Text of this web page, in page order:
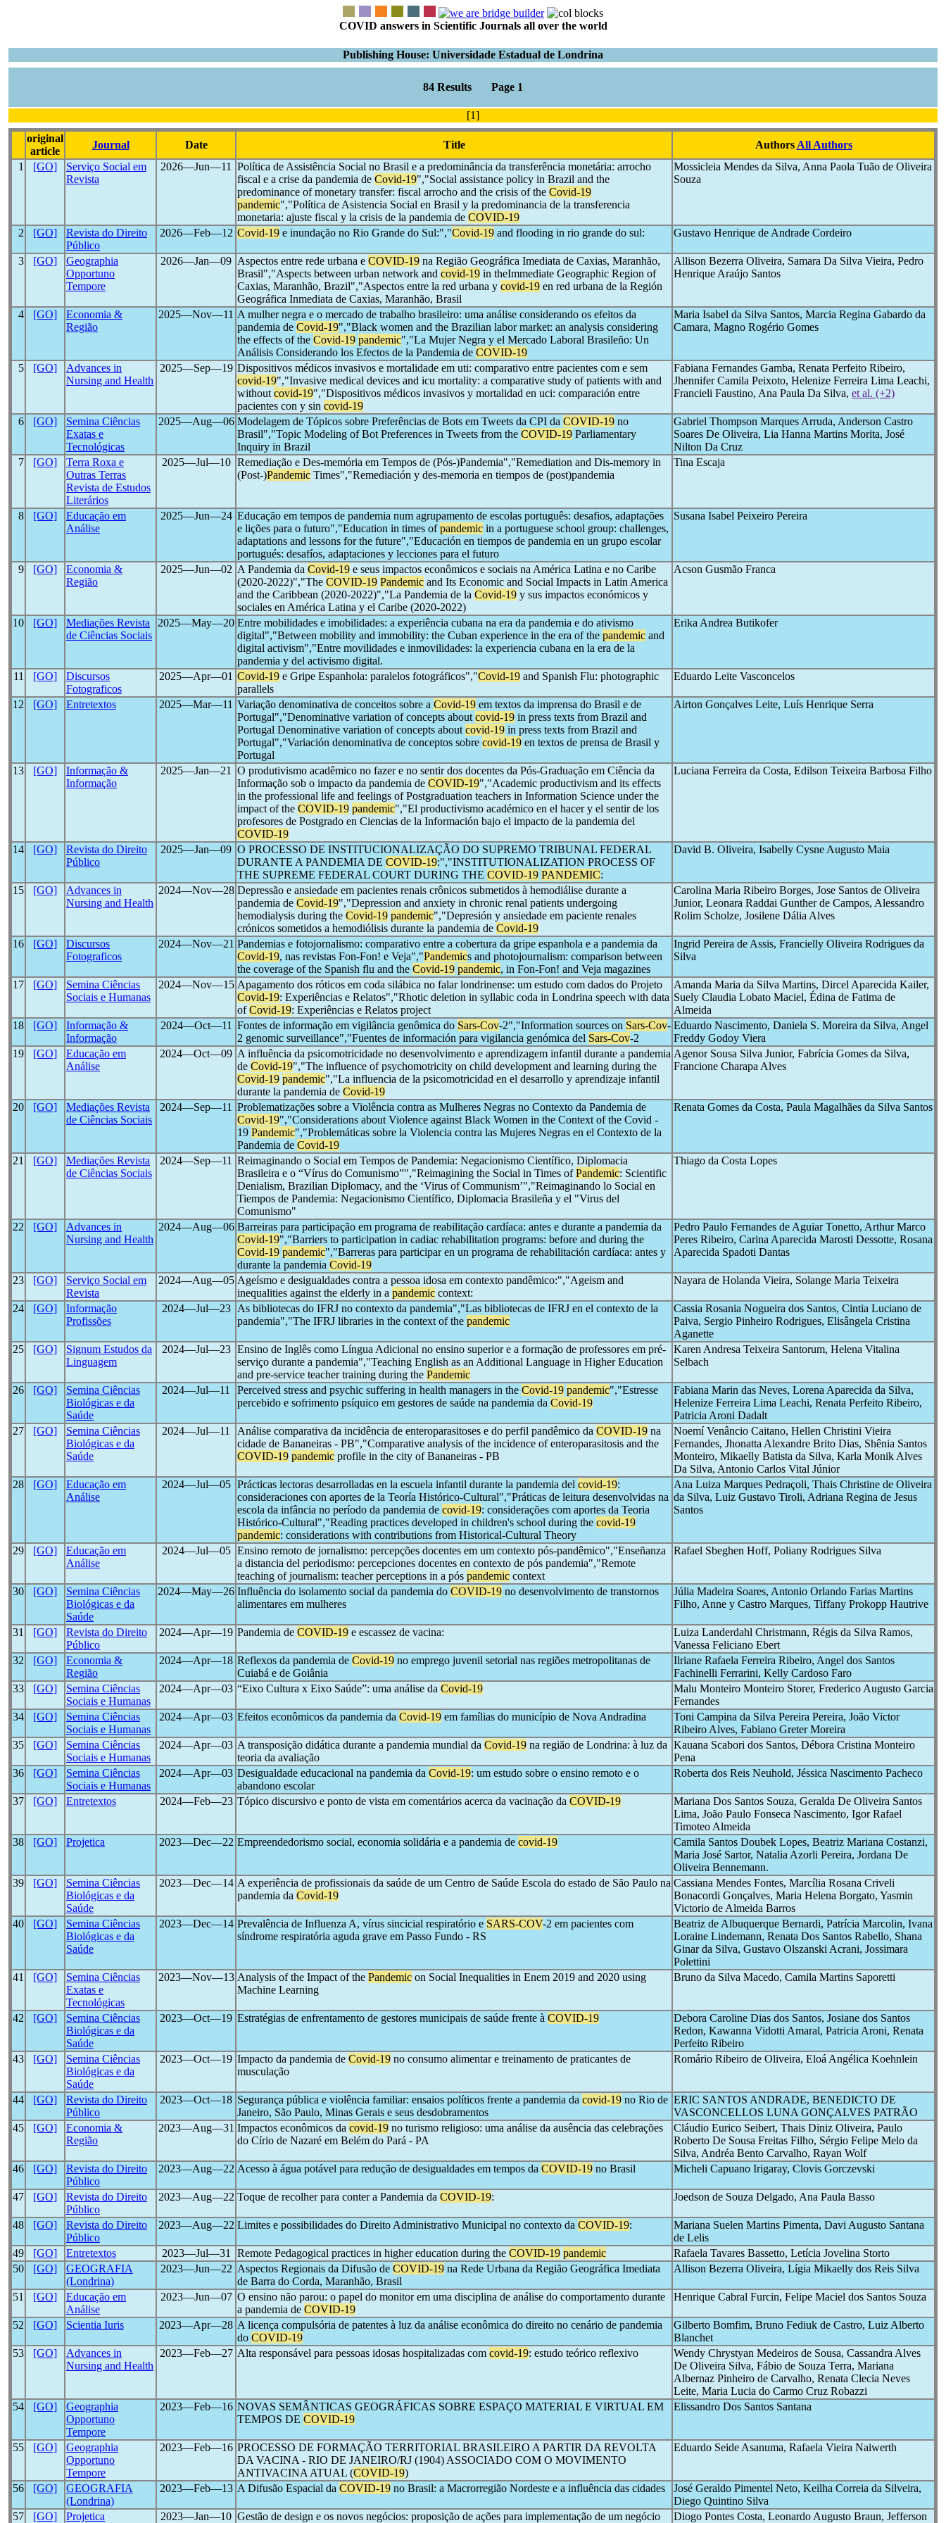
COVID answers in Scientific Journals all over the world
Publishing House: Universidade Estadual de Londrina
84 Results Page 1
[1]
original
article
Journal Date Title Authors All Authors
1
[GO]
Serviço Social em
Revista
2026―Jun―11
Política de Assistência Social no Brasil e a predominância da transferência monetária: arrocho
fiscal e a crise da pandemia de Covid-19","Social assistance policy in Brazil and the
predominance of monetary transfer: fiscal arrocho and the crisis of the Covid-19
pandemic","Política de Asistencia Social en Brasil y la predominancia de la transferencia
monetaria: ajuste fiscal y la crisis de la pandemia de COVID-19
Mossicleia Mendes da Silva, Anna Paola Tuão de Oliveira
Souza
2 [GO]
Revista do Direito
Público
2026―Feb―12 Covid-19 e inundação no Rio Grande do Sul:","Covid-19 and flooding in rio grande do sul: Gustavo Henrique de Andrade Cordeiro
3 [GO]
Geographia
Opportuno
Tempore
2026―Jan―09 Aspectos entre rede urbana e COVID-19 na Região Geográfica Imediata de Caxias, Maranhão,
Brasil","Aspects between urban network and covid-19 in theImmediate Geographic Region of
Caxias, Maranhão, Brazil","Aspectos entre la red urbana y covid-19 en red urbana de la Región
Geográfica Inmediata de Caxias, Maranhão, Brasil
Allison Bezerra Oliveira, Samara Da Silva Vieira, Pedro
Henrique Araújo Santos
4 [GO]
Economia &
Região
2025―Nov―11 A mulher negra e o mercado de trabalho brasileiro: uma análise considerando os efeitos da
pandemia de Covid-19","Black women and the Brazilian labor market: an analysis considering
the effects of the Covid-19 pandemic","La Mujer Negra y el Mercado Laboral Brasileño: Un
Análisis Considerando los Efectos de la Pandemia de COVID-19
Maria Isabel da Silva Santos, Marcia Regina Gabardo da
Camara, Magno Rogério Gomes
5 [GO]
Advances in
Nursing and Health
2025―Sep―19 Dispositivos médicos invasivos e mortalidade em uti: comparativo entre pacientes com e sem
covid-19","Invasive medical devices and icu mortality: a comparative study of patients with and
without covid-19","Dispositivos médicos invasivos y mortalidad en uci: comparación entre
pacientes con y sin covid-19
Fabiana Fernandes Gamba, Renata Perfeito Ribeiro,
Jhennifer Camila Peixoto, Helenize Ferreira Lima Leachi,
Francieli Faustino, Ana Paula Da Silva, et al. (+2)
6 [GO]
Semina Ciências
Exatas e
Tecnológicas
2025―Aug―06 Modelagem de Tópicos sobre Preferências de Bots em Tweets da CPI da COVID-19 no
Brasil","Topic Modeling of Bot Preferences in Tweets from the COVID-19 Parliamentary
Inquiry in Brazil
Gabriel Thompson Marques Arruda, Anderson Castro
Soares De Oliveira, Lia Hanna Martins Morita, José
Nilton Da Cruz
7
[GO]
Terra Roxa e
Outras Terras
Revista de Estudos
Literários
2025―Jul―10 Remediação e Des-memória em Tempos de (Pós-)Pandemia","Remediation and Dis-memory in
(Post-)Pandemic Times","Remediación y des-memoria en tiempos de (post)pandemia
Tina Escaja
8 [GO]
Educação em
Análise
2025―Jun―24 Educação em tempos de pandemia num agrupamento de escolas português: desafios, adaptações
e lições para o futuro","Education in times ofpandemic in a portuguese school group: challenges,
adaptations and lessons for the future","Educación en tiempos de pandemia en un grupo escolar
portugués: desafíos, adaptaciones y lecciones para el futuro
Susana Isabel Peixeiro Pereira
9 [GO]
Economia &
Região
2025―Jun―02 A Pandemia da Covid-19 e seus impactos econômicos e sociais na América Latina e no Caribe
(2020-2022)","The COVID-19 Pandemic and Its Economic and Social Impacts in Latin America
and the Caribbean (2020-2022)","La Pandemia de la Covid-19 y sus impactos económicos y
sociales en América Latina y el Caribe (2020-2022)
Acson Gusmão Franca
10 [GO]
Mediações Revista
de Ciências Sociais
2025―May―20 Entre mobilidades e imobilidades: a experiência cubana na era da pandemia e do ativismo
digital","Between mobility and immobility: the Cuban experience in the era of the pandemic and
digital activism","Entre movilidades e inmovilidades: la experiencia cubana en la era de la
pandemia y del activismo digital.
Erika Andrea Butikofer
11 [GO]
Discursos
Fotograficos
2025―Apr―01 Covid-19 e Gripe Espanhola: paralelos fotográficos","Covid-19 and Spanish Flu: photographic
parallels
Eduardo Leite Vasconcelos
12 [GO] Entretextos 2025―Mar―11 Variação denominativa de conceitos sobre a Covid-19 em textos da imprensa do Brasil e de
Portugal","Denominative variation of concepts about covid-19 in press texts from Brazil and
Portugal Denominative variation of concepts about covid-19 in press texts from Brazil and
Portugal","Variación denominativa de conceptos sobre covid-19 en textos de prensa de Brasil y
Portugal
Airton Gonçalves Leite, Luís Henrique Serra
13 [GO]
Informação &
Informação
2025―Jan―21
O produtivismo acadêmico no fazer e no sentir dos docentes da Pós-Graduação em Ciência da
Informação sob o impacto da pandemia de COVID-19","Academic productivism and its effects
in the professional life and feelings of Postgraduation teachers in Information Science under the
impact of the COVID-19 pandemic","El productivismo académico en el hacer y el sentir de los
profesores de Postgrado en Ciencias de la Información bajo el impacto de la pandemia del
COVID-19
Luciana Ferreira da Costa, Edilson Teixeira Barbosa Filho
14 [GO]
Revista do Direito
Público
2025―Jan―09 O PROCESSO DE INSTITUCIONALIZAÇÃO DO SUPREMO TRIBUNAL FEDERAL
DURANTE A PANDEMIA DE COVID-19:","INSTITUTIONALIZATION PROCESS OF
THE SUPREME FEDERAL COURT DURING THE COVID-19 PANDEMIC:
David B. Oliveira, Isabelly Cysne Augusto Maia
15 [GO]
Advances in
Nursing and Health
2024―Nov―28 Depressão e ansiedade em pacientes renais crônicos submetidos à hemodiálise durante a
pandemia de Covid-19","Depression and anxiety in chronic renal patients undergoing
hemodialysis during the Covid-19 pandemic","Depresión y ansiedade em paciente renales
crónicos sometidos a hemodiólisis durante la pandemia de Covid-19
Carolina Maria Ribeiro Borges, Jose Santos de Oliveira
Junior, Leonara Raddai Gunther de Campos, Alessandro
Rolim Scholze, Josilene Dália Alves
16 [GO]
Discursos
Fotograficos
2024―Nov―21 Pandemias e fotojornalismo: comparativo entre a cobertura da gripe espanhola e a pandemia da
Covid-19, nas revistas Fon-Fon! e Veja","Pandemics and photojournalism: comparison between
the coverage of the Spanish flu and the Covid-19 pandemic, in Fon-Fon! and Veja magazines
Ingrid Pereira de Assis, Francielly Oliveira Rodrigues da
Silva
17 [GO]
Semina Ciências
Sociais e Humanas
2024―Nov―15 Apagamento dos róticos em coda silábica no falar londrinense: um estudo com dados do Projeto
Covid-19: Experiências e Relatos","Rhotic deletion in syllabic coda in Londrina speech with data
ofCovid-19: Experiências e Relatos project
Amanda Maria da Silva Martins, Dircel Aparecida Kailer,
Suely Claudia Lobato Maciel, Édina de Fatima de
Almeida
18
[GO]
Informação &
Informação
2024―Oct―11 Fontes de informação em vigilância genômica do Sars-Cov-2","Information sources on Sars-Cov-
2 genomic surveillance","Fuentes de información para vigilancia genómica del Sars-Cov-2
Eduardo Nascimento, Daniela S. Moreira da Silva, Angel
Freddy Godoy Viera
19
[GO]
Educação em
Análise
2024―Oct―09 A influência da psicomotricidade no desenvolvimento e aprendizagem infantil durante a pandemia
de Covid-19","The influence of psychomotricity on child development and learning during the
Covid-19 pandemic","La influencia de la psicomotricidad en el desarrollo y aprendizaje infantil
durante la pandemia de Covid-19
Agenor Sousa Silva Junior, Fabrícia Gomes da Silva,
Francione Charapa Alves
20 [GO]
Mediações Revista
de Ciências Sociais
2024―Sep―11 Problematizações sobre a Violência contra as Mulheres Negras no Contexto da Pandemia de
Covid-19","Considerations about Violence against Black Women in the Context of the Covid -
19 Pandemic","Problemáticas sobre la Violencia contra las Mujeres Negras en el Contexto de la
Pandemia de Covid-19
Renata Gomes da Costa, Paula Magalhães da Silva Santos
21 [GO]
Mediações Revista
de Ciências Sociais
2024―Sep―11 Reimaginando o Social em Tempos de Pandemia: Negacionismo Científico, Diplomacia
Brasileira e o “Vírus do Comunismo”","Reimagining the Social in Times ofPandemic: Scientific
Denialism, Brazilian Diplomacy, and the ‘Virus of Communism’","Reimaginando lo Social en
Tiempos de Pandemia: Negacionismo Científico, Diplomacia Brasileña y el "Virus del
Comunismo"
Thiago da Costa Lopes
22 [GO]
Advances in
Nursing and Health
2024―Aug―06 Barreiras para participação em programa de reabilitação cardíaca: antes e durante a pandemia da
Covid-19","Barriers to participation in cadiac rehabilitation programs: before and during the
Covid-19 pandemic","Barreras para participar en un programa de rehabilitación cardíaca: antes y
durante la pandemia Covid-19
Pedro Paulo Fernandes de Aguiar Tonetto, Arthur Marco
Peres Ribeiro, Carina Aparecida Marosti Dessotte, Rosana
Aparecida Spadoti Dantas
23 [GO]
Serviço Social em
Revista
2024―Aug―05 Ageísmo e desigualdades contra a pessoa idosa em contexto pandêmico:","Ageism and
inequalities against the elderly in a pandemic context:
Nayara de Holanda Vieira, Solange Maria Teixeira
24 [GO]
Informação
Profissões
2024―Jul―23
As bibliotecas do IFRJ no contexto da pandemia","Las bibliotecas de IFRJ en el contexto de la
pandemia","The IFRJ libraries in the context of the pandemic
Cassia Rosania Nogueira dos Santos, Cintia Luciano de
Paiva, Sergio Pinheiro Rodrigues, Elisângela Cristina
Aganette
25
[GO]
Signum Estudos da
Linguagem
2024―Jul―23 Ensino de Inglês como Língua Adicional no ensino superior e a formação de professores em pré-
serviço durante a pandemia","Teaching English as an Additional Language in Higher Education
and pre-service teacher training during the Pandemic
Karen Andresa Teixeira Santorum, Helena Vitalina
Selbach
26 [GO]
Semina Ciências
Biológicas e da
Saúde
2024―Jul―11 Perceived stress and psychic suffering in health managers in the Covid-19 pandemic","Estresse
percebido e sofrimento psíquico em gestores de saúde na pandemia da Covid-19
Fabiana Marin das Neves, Lorena Aparecida da Silva,
Helenize Ferreira Lima Leachi, Renata Perfeito Ribeiro,
Patricia Aroni Dadalt
27
[GO]
Semina Ciências
Biológicas e da
Saúde
2024―Jul―11 Análise comparativa da incidência de enteroparasitoses e do perfil pandêmico da COVID-19 na
cidade de Bananeiras - PB","Comparative analysis of the incidence of enteroparasitosis and the
COVID-19 pandemic profile in the city of Bananeiras - PB
Noemí Venâncio Caitano, Hellen Christini Vieira
Fernandes, Jhonatta Alexandre Brito Dias, Shênia Santos
Monteiro, Mikaelly Batista da Silva, Karla Monik Alves
Da Silva, Antonio Carlos Vital Júnior
28
[GO]
Educação em
Análise
2024―Jul―05 Prácticas lectoras desarrolladas en la escuela infantil durante la pandemia del covid-19:
consideraciones con aportes de la Teoría Histórico-Cultural","Práticas de leitura desenvolvidas na
escola da infância no período da pandemia de covid-19: considerações com aportes da Teoria
Histórico-Cultural","Reading practices developed in children's school during the covid-19
pandemic: considerations with contributions from Historical-Cultural Theory
Ana Luiza Marques Pedraçoli, Thais Christine de Oliveira
da Silva, Luiz Gustavo Tiroli, Adriana Regina de Jesus
Santos
29 [GO]
Educação em
Análise
2024―Jul―05 Ensino remoto de jornalismo: percepções docentes em um contexto pós-pandêmico","Enseñanza
a distancia del periodismo: percepciones docentes en contexto de pós pandemia","Remote
teaching of journalism: teacher perceptions in a pós pandemic context
Rafael Sbeghen Hoff, Poliany Rodrigues Silva
30 [GO]
Semina Ciências
Biológicas e da
Saúde
2024―May―26 Influência do isolamento social da pandemia do COVID-19 no desenvolvimento de transtornos
alimentares em mulheres
Júlia Madeira Soares, Antonio Orlando Farias Martins
Filho, Anne y Castro Marques, Tiffany Prokopp Hautrive
31 [GO]
Revista do Direito
Público
2024―Apr―19 Pandemia de COVID-19 e escassez de vacina:
Luiza Landerdahl Christmann, Régis da Silva Ramos,
Vanessa Feliciano Ebert
32
[GO]
Economia &
Região
2024―Apr―18 Reflexos da pandemia de Covid-19 no emprego juvenil setorial nas regiões metropolitanas de
Cuiabá e de Goiânia
Ilriane Rafaela Ferreira Ribeiro, Angel dos Santos
Fachinelli Ferrarini, Kelly Cardoso Faro
33
[GO]
Semina Ciências
Sociais e Humanas
2024―Apr―03 “Eixo Cultura x Eixo Saúde”: uma análise da Covid-19
Malu Monteiro Monteiro Storer, Frederico Augusto Garcia
Fernandes
34
[GO]
Semina Ciências
Sociais e Humanas
2024―Apr―03 Efeitos econômicos da pandemia da Covid-19 em famílias do município de Nova Andradina
Toni Campina da Silva Pereira Pereira, João Victor
Ribeiro Alves, Fabiano Greter Moreira
35
[GO]
Semina Ciências
Sociais e Humanas
2024―Apr―03 A transposição didática durante a pandemia mundial da Covid-19 na região de Londrina: à luz da
teoria da avaliação
Kauana Scabori dos Santos, Débora Cristina Monteiro
Pena
36
[GO]
Semina Ciências
Sociais e Humanas
2024―Apr―03 Desigualdade educacional na pandemia da Covid-19: um estudo sobre o ensino remoto e o
abandono escolar
Roberta dos Reis Neuhold, Jéssica Nascimento Pacheco
37 [GO] Entretextos 2024―Feb―23 Tópico discursivo e ponto de vista em comentários acerca da vacinação da COVID-19
Mariana Dos Santos Souza, Geralda De Oliveira Santos
Lima, João Paulo Fonseca Nascimento, Igor Rafael
Timoteo Almeida
38
[GO] Projetica 2023―Dec―22 Empreendedorismo social, economia solidária e a pandemia de covid-19
Camila Santos Doubek Lopes, Beatriz Mariana Costanzi,
Maria José Sartor, Natalia Azorli Pereira, Jordana De
Oliveira Bennemann.
39
[GO]
Semina Ciências
Biológicas e da
Saúde
2023―Dec―14 A experiência de profissionais da saúde de um Centro de Saúde Escola do estado de São Paulo na
pandemia da Covid-19
Cassiana Mendes Fontes, Marcília Rosana Criveli
Bonacordi Gonçalves, Maria Helena Borgato, Yasmin
Victorio de Almeida Barros
40
[GO]
Semina Ciências
Biológicas e da
Saúde
2023―Dec―14 Prevalência de Influenza A, vírus sincicial respiratório e SARS-COV-2 em pacientes com
síndrome respiratória aguda grave em Passo Fundo - RS
Beatriz de Albuquerque Bernardi, Patrícia Marcolin, Ivana
Loraine Lindemann, Renata Dos Santos Rabello, Shana
Ginar da Silva, Gustavo Olszanski Acrani, Jossimara
Polettini
41
[GO]
Semina Ciências
Exatas e
Tecnológicas
2023―Nov―13 Analysis of the Impact of the Pandemic on Social Inequalities in Enem 2019 and 2020 using
Machine Learning
Bruno da Silva Macedo, Camila Martins Saporetti
42 [GO]
Semina Ciências
Biológicas e da
Saúde
2023―Oct―19 Estratégias de enfrentamento de gestores municipais de saúde frente à COVID-19
Debora Caroline Dias dos Santos, Josiane dos Santos
Redon, Kawanna Vidotti Amaral, Patricia Aroni, Renata
Perfeito Ribeiro
43
[GO]
Semina Ciências
Biológicas e da
Saúde
2023―Oct―19 Impacto da pandemia de Covid-19 no consumo alimentar e treinamento de praticantes de
musculação
Romário Ribeiro de Oliveira, Eloá Angélica Koehnlein
44 [GO]
Revista do Direito
Público
2023―Oct―18 Segurança pública e violência familiar: ensaios políticos frente a pandemia da covid-19 no Rio de
Janeiro, São Paulo, Minas Gerais e seus desdobramentos
ERIC SANTOS ANDRADE, BENEDICTO DE
VASCONCELLOS LUNA GONÇALVES PATRÃO
45
[GO]
Economia &
Região
2023―Aug―31 Impactos econômicos da covid-19 no turismo religioso: uma análise da ausência das celebrações
do Círio de Nazaré em Belém do Pará - PA
Cláudio Eurico Seibert, Thais Diniz Oliveira, Paulo
Roberto De Sousa Freitas Filho, Sérgio Felipe Melo da
Silva, Andréa Bento Carvalho, Rayan Wolf
46
[GO]
Revista do Direito
Público
2023―Aug―22 Acesso à água potável para redução de desigualdades em tempos da COVID-19 no Brasil Micheli Capuano Irigaray, Clovis Gorczevski
47 [GO]
Revista do Direito
Público
2023―Aug―22 Toque de recolher para conter a Pandemia da COVID-19: Joedson de Souza Delgado, Ana Paula Basso
48 [GO]
Revista do Direito
Público
2023―Aug―22 Limites e possibilidades do Direito Administrativo Municipal no contexto da COVID-19:
Mariana Suelen Martins Pimenta, Davi Augusto Santana
de Lelis
49
[GO] Entretextos 2023―Jul―31 Remote Pedagogical practices in higher education during the COVID-19 pandemic
Rafaela Tavares Bassetto, Letícia Jovelina Storto
50
[GO]
GEOGRAFIA
(Londrina)
2023―Jun―22 Aspectos Regionais da Difusão de COVID-19 na Rede Urbana da Região Geográfica Imediata
de Barra do Corda, Maranhão, Brasil
Allison Bezerra Oliveira, Lígia Mikaelly dos Reis Silva
51 [GO]
Educação em
Análise
2023―Jun―07 O ensino não parou: o papel do monitor em uma disciplina de análise do comportamento durante
a pandemia de COVID-19
Henrique Cabral Furcin, Felipe Maciel dos Santos Souza
52 [GO] Scientia Iuris 2023―Apr―28 A licença compulsória de patentes à luz da análise econômica do direito no cenário de pandemia
do COVID-19
Gilberto Bomfim, Bruno Fediuk de Castro, Luiz Alberto
Blanchet
53
[GO]
Advances in
Nursing and Health
2023―Feb―27 Alta responsável para pessoas idosas hospitalizadas com covid-19: estudo teórico reflexivo
Wendy Chrystyan Medeiros de Sousa, Cassandra Alves
De Oliveira Silva, Fábio de Souza Terra, Mariana
Albernaz Pinheiro de Carvalho, Renata Clecia Neves
Leite, Maria Lucia do Carmo Cruz Robazzi
54
[GO]
Geographia
Opportuno
Tempore
2023―Feb―16 NOVAS SEMÂNTICAS GEOGRÁFICAS SOBRE ESPAÇO MATERIAL E VIRTUAL EM
TEMPOS DE COVID-19
Elissandro Dos Santos Santana
55 [GO]
Geographia
Opportuno
Tempore
2023―Feb―16 PROCESSO DE FORMAÇÃO TERRITORIAL BRASILEIRO A PARTIR DA REVOLTA
DA VACINA - RIO DE JANEIRO/RJ (1904) ASSOCIADO COM O MOVIMENTO
ANTIVACINA ATUAL (COVID-19)
Eduardo Seide Asanuma, Rafaela Vieira Naiwerth
56 [GO]
GEOGRAFIA
(Londrina)
2023―Feb―13 A Difusão Espacial da COVID-19 no Brasil: a Macrorregião Nordeste e a influência das cidades
José Geraldo Pimentel Neto, Keilha Correia da Silveira,
Diego Quintino Silva
57
[GO] Projetica 2023―Jan―10 Gestão de design e os novos negócios: proposição de ações para implementação de um negócio Diogo Pontes Costa, Leonardo Augusto Braun, Jefferson